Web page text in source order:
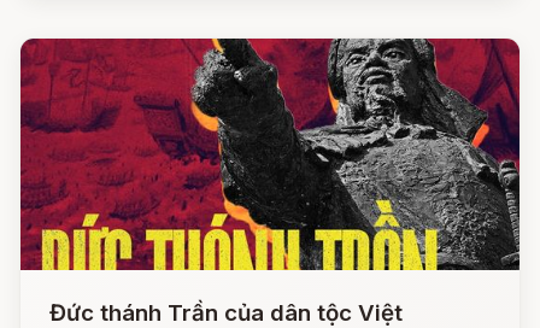
Đức thánh Trần của dân tộc Việt